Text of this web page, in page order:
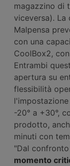
magazzino di
viceversa).
Malpensa
con una
CoolBox2,
Entrambi
apertura su
flessibilità
-20° a +30°,
prodotto,
minuti con
"Dal
momento